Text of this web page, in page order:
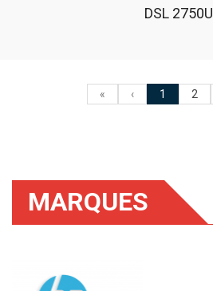
DSL 2750U
« ‹ 1 2
MARQUES